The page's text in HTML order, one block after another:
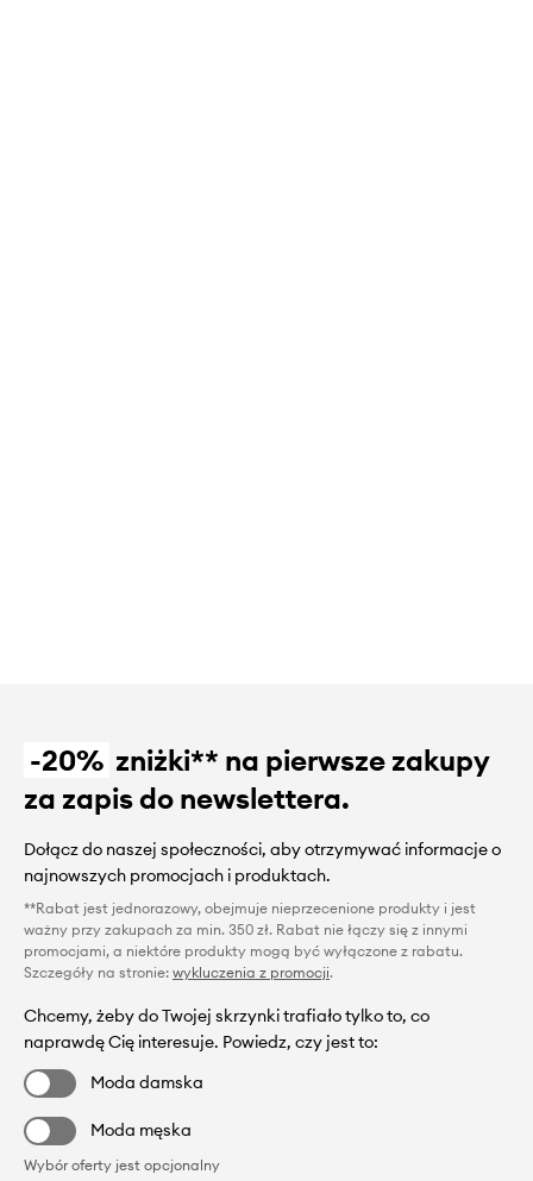
-20% zniżki** na pierwsze zakupy
za zapis do newslettera.
Dołącz do naszej społeczności, aby otrzymywać informacje o
najnowszych promocjach i produktach.
**Rabat jest jednorazowy, obejmuje nieprzecenione produkty i jest
ważny przy zakupach za min. 350 zł. Rabat nie łączy się z innymi
promocjami, a niektóre produkty mogą być wyłączone z rabatu.
Szczegóły na stronie: wykluczenia z promocji.
Chcemy, żeby do Twojej skrzynki trafiało tylko to, co
naprawdę Cię interesuje. Powiedz, czy jest to:
Moda damska
Moda męska
Wybór oferty jest opcjonalny